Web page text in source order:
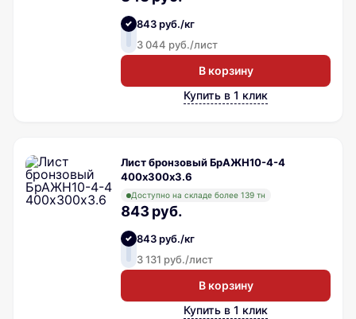
843 руб./кг
3 044 руб./лист
В корзину
Купить в 1 клик
Лист бронзовый БрАЖН10-4-4
400х300х3.6
Доступно на складе более 139 тн
843 руб.
843 руб./кг
3 131 руб./лист
В корзину
Купить в 1 клик